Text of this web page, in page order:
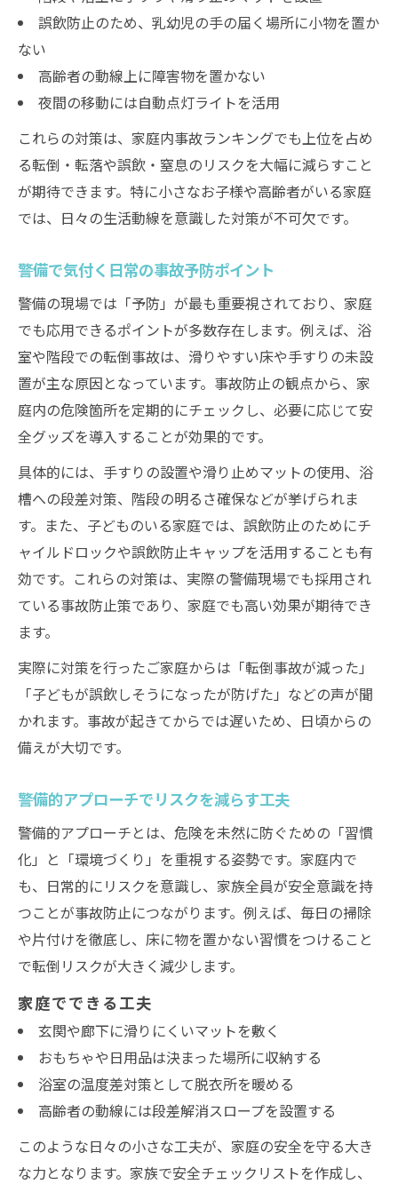
誤飲防止のため、乳幼児の手の届く場所に小物を置か
ない
高齢者の動線上に障害物を置かない
夜間の移動には自動点灯ライトを活用
これらの対策は、家庭内事故ランキングでも上位を占め
る転倒・転落や誤飲・窒息のリスクを大幅に減らすこと
が期待できます。特に小さなお子様や高齢者がいる家庭
では、日々の生活動線を意識した対策が不可欠です。
警備で気付く日常の事故予防ポイント
警備の現場では「予防」が最も重要視されており、家庭
でも応用できるポイントが多数存在します。例えば、浴
室や階段での転倒事故は、滑りやすい床や手すりの未設
置が主な原因となっています。事故防止の観点から、家
庭内の危険箇所を定期的にチェックし、必要に応じて安
全グッズを導入することが効果的です。
具体的には、手すりの設置や滑り止めマットの使用、浴
槽への段差対策、階段の明るさ確保などが挙げられま
す。また、子どものいる家庭では、誤飲防止のためにチ
ャイルドロックや誤飲防止キャップを活用することも有
効です。これらの対策は、実際の警備現場でも採用され
ている事故防止策であり、家庭でも高い効果が期待でき
ます。
実際に対策を行ったご家庭からは「転倒事故が減った」
「子どもが誤飲しそうになったが防げた」などの声が聞
かれます。事故が起きてからでは遅いため、日頃からの
備えが大切です。
警備的アプローチでリスクを減らす工夫
警備的アプローチとは、危険を未然に防ぐための「習慣
化」と「環境づくり」を重視する姿勢です。家庭内で
も、日常的にリスクを意識し、家族全員が安全意識を持
つことが事故防止につながります。例えば、毎日の掃除
や片付けを徹底し、床に物を置かない習慣をつけること
で転倒リスクが大きく減少します。
家庭でできる工夫
玄関や廊下に滑りにくいマットを敷く
おもちゃや日用品は決まった場所に収納する
浴室の温度差対策として脱衣所を暖める
高齢者の動線には段差解消スロープを設置する
このような日々の小さな工夫が、家庭の安全を守る大き
な力となります。家族で安全チェックリストを作成し、